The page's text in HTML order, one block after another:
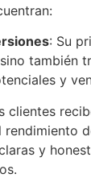
: Su
también
y
clientes
y